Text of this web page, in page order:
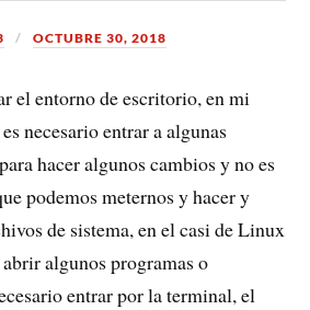
OCTUBRE 30, 2018
el entorno de escritorio, en mi
necesario entrar a algunas
hacer algunos cambios y no es
podemos meternos y hacer y
de sistema, en el casi de Linux
algunos programas o
entrar por la terminal, el